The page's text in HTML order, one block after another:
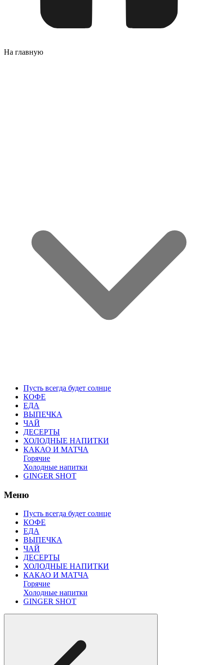
На главную
Пусть всегда будет солнце
КОФЕ
ЕДА
ВЫПЕЧКА
ЧАЙ
ДЕСЕРТЫ
ХОЛОДНЫЕ НАПИТКИ
КАКАО И МАТЧА
Горячие
Холодные напитки
GINGER SHOT
Меню
Пусть всегда будет солнце
КОФЕ
ЕДА
ВЫПЕЧКА
ЧАЙ
ДЕСЕРТЫ
ХОЛОДНЫЕ НАПИТКИ
КАКАО И МАТЧА
Горячие
Холодные напитки
GINGER SHOT